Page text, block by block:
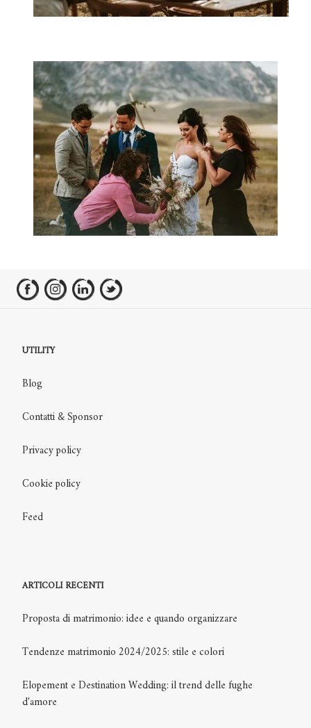
UTILITY
Blog
Contatti & Sponsor
Privacy policy
Cookie policy
Feed
ARTICOLI RECENTI
Proposta di matrimonio: idee e quando organizzare
Tendenze matrimonio 2024/2025: stile e colori
Elopement e Destination Wedding: il trend delle fughe
d'amore